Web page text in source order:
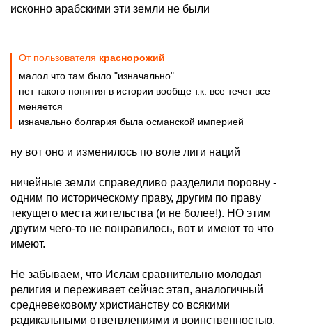
исконно арабскими эти земли не были
От пользователя краснорожий
малол что там было "изначально"
нет такого понятия в истории вообще т.к. все течет все
меняется
изначально болгария была османской империей
ну вот оно и изменилось по воле лиги наций
ничейные земли справедливо разделили поровну -
одним по историческому праву, другим по праву
текущего места жительства (и не более!). НО этим
другим чего-то не понравилось, вот и имеют то что
имеют.
Не забываем, что Ислам сравнительно молодая
религия и переживает сейчас этап, аналогичный
средневековому христианству со всякими
радикальными ответвлениями и воинственностью.